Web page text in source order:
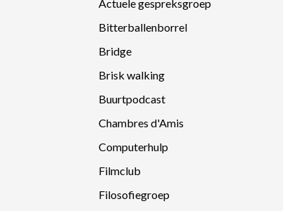
Actuele gespreksgroep
Bitterballenborrel
Bridge
Brisk walking
Buurtpodcast
Chambres d'Amis
Computerhulp
Filmclub
Filosofiegroep